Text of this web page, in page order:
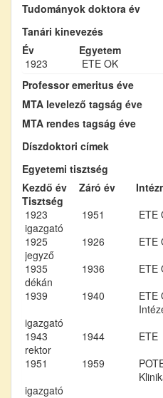
Tudományok doktora év
Tanári kinevezés
Év
Egyetem
1923
ETE OK
Professor emeritus éve
MTA levelező tagság éve
MTA rendes tagság éve
Díszdoktori címek
Egyetemi tisztség
Kezdő év
Záró év
Tisztség
1923
1951
ETE
igazgató
1925
1926
ETE
jegyző
1935
1936
ETE
dékán
1939
1940
ETE
igazgató
1943
1944
ETE
rektor
1951
1959
igazgató